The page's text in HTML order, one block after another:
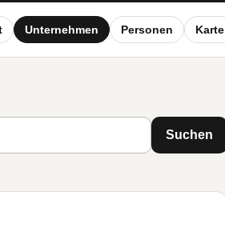
Unternehmen Personen Karte
Suchen